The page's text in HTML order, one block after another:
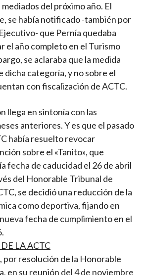
mediados del próximo año. El
se había notificado -también por
que Pernía quedaba
el año completo en el Turismo
se aclaraba que la medida
dicha categoría, y no sobre el
con fiscalización de ACTC.
llega en sintonía con las
anteriores. Y es que el pasado
había resuelto revocar
sobre el «Tanito», que
fecha de caducidad el 26 de abril
del Honorable Tribunal de
se decidió una reducción de la
como deportiva, fijando en
fecha de cumplimiento en el
LA ACTC
por resolución de la Honorable
en su reunión del 4 de noviembre